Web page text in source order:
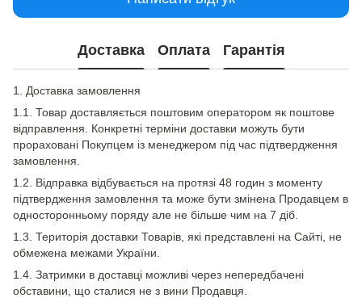
Доставка Оплата Гарантія
1. Доставка замовлення
1.1. Товар доставляється поштовим оператором як поштове
відправлення. Конкретні терміни доставки можуть бути
прораховані Покупцем із менеджером під час підтвердження
замовлення.
1.2. Відправка відбувається на протязі 48 годин з моменту
підтвердження замовлення та може бути змінена Продавцем в
односторонньому поряду але не більше чим на 7 діб.
1.3. Територія доставки Товарів, які представлені на Сайті, не
обмежена межами України.
1.4. Затримки в доставці можливі через непередбачені
обставини, що сталися не з вини Продавця.